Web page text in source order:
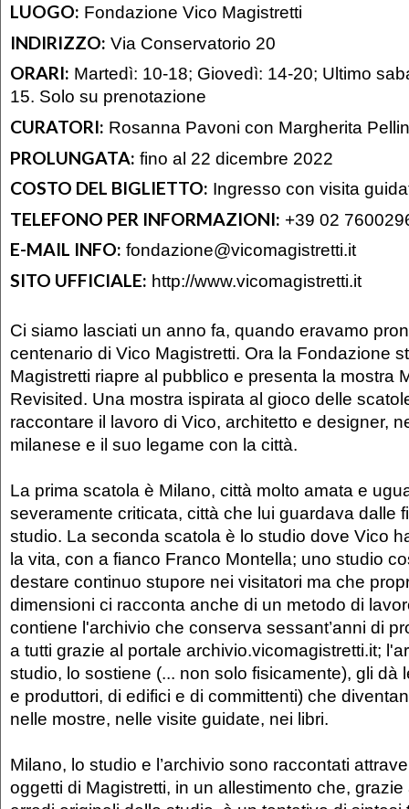
LUOGO: Fondazione Vico Magistretti
INDIRIZZO: Via Conservatorio 20
ORARI: Martedì: 10-18; Giovedì: 14-20; Ultimo
15. Solo su prenotazione
CURATORI: Rosanna Pavoni con Margherita
PROLUNGATA: fino al 22 dicembre 2022
COSTO DEL BIGLIETTO: Ingresso con visita
TELEFONO PER INFORMAZIONI: +39 02
E-MAIL INFO: fondazione@vicomagistretti.it
SITO UFFICIALE: http://www.vicomagistretti.it
Ci siamo lasciati un anno fa, quando eravamo
centenario di Vico Magistretti. Ora la Fondazione
Magistretti riapre al pubblico e presenta la mostra
Revisited. Una mostra ispirata al gioco delle
raccontare il lavoro di Vico, architetto e designer,
milanese e il suo legame con la città.
La prima scatola è Milano, città molto amata e
severamente criticata, città che lui guardava dalle
studio. La seconda scatola è lo studio dove Vico
la vita, con a fianco Franco Montella; uno studio
destare continuo stupore nei visitatori ma che
dimensioni ci racconta anche di un metodo di
contiene l'archivio che conserva sessant’anni di
a tutti grazie al portale archivio.vicomagistretti.it;
studio, lo sostiene (... non solo fisicamente), gli dà
e produttori, di edifici e di committenti) che
nelle mostre, nelle visite guidate, nei libri.
Milano, lo studio e l’archivio sono raccontati
oggetti di Magistretti, in un allestimento che,